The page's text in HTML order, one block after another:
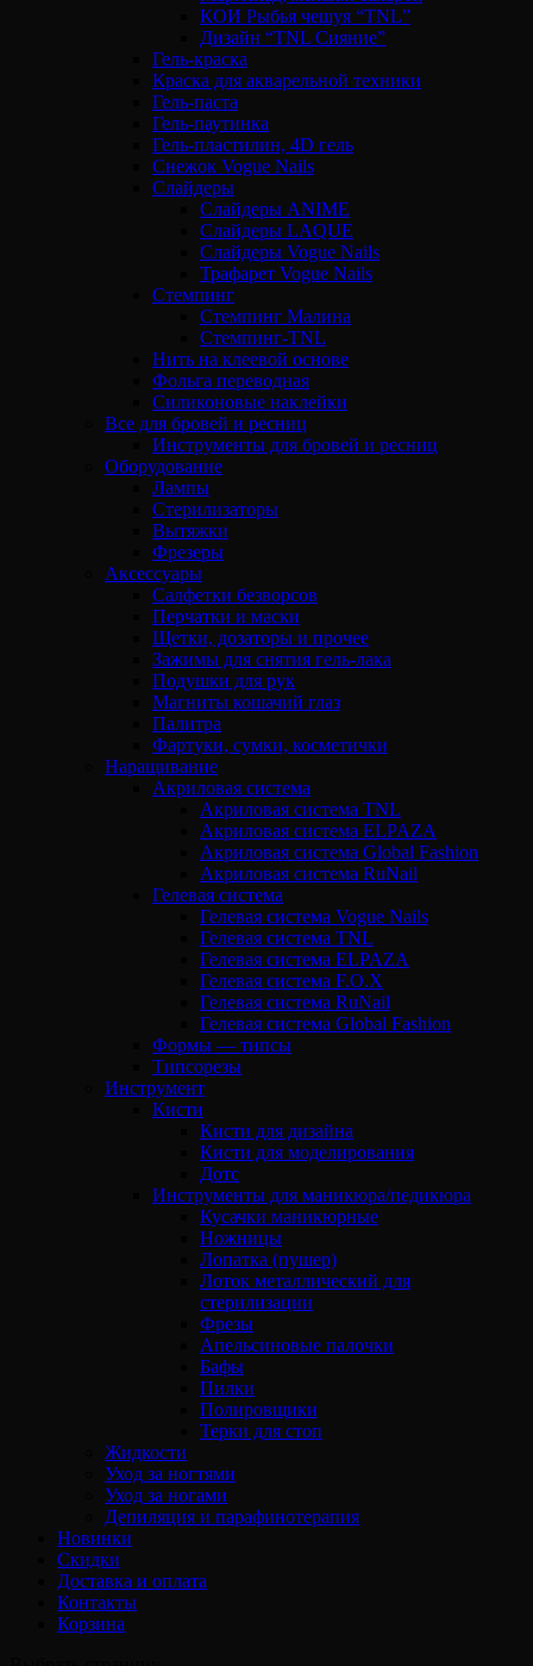
КОИ Рыбья чешуя “TNL”
Дизайн “TNL Сияние”
Гель-краска
Краска для акварельной техники
Гель-паста
Гель-паутинка
Гель-пластилин, 4D гель
Снежок Vogue Nails
Слайдеры
Слайдеры ANIME
Слайдеры LAQUE
Слайдеры Vogue Nails
Трафарет Vogue Nails
Стемпинг
Стемпинг Малина
Стемпинг-TNL
Нить на клеевой основе
Фольга переводная
Силиконовые наклейки
Все для бровей и ресниц
Инструменты для бровей и ресниц
Оборудование
Лампы
Стерилизаторы
Вытяжки
Фрезеры
Аксессуары
Салфетки безворсов
Перчатки и маски
Щетки, дозаторы и прочее
Зажимы для снятия гель-лака
Подушки для рук
Магниты кошачий глаз
Палитра
Фартуки, сумки, косметички
Наращивание
Акриловая система
Акриловая система TNL
Акриловая система ELPAZA
Акриловая система Global Fashion
Акриловая система RuNail
Гелевая система
Гелевая система Vogue Nails
Гелевая система TNL
Гелевая система ELPAZA
Гелевая система F.O.X
Гелевая система RuNail
Гелевая система Global Fashion
Формы — типсы
Типсорезы
Инструмент
Кисти
Кисти для дизайна
Кисти для моделирования
Дотс
Инструменты для маникюра/педикюра
Кусачки маникюрные
Ножницы
Лопатка (пушер)
Лоток металлический для
стерилизации
Фрезы
Апельсиновые палочки
Бафы
Пилки
Полировщики
Терки для стоп
Жидкости
Уход за ногтями
Уход за ногами
Депиляция и парафинотерапия
Новинки
Скидки
Доставка и оплата
Контакты
Корзина